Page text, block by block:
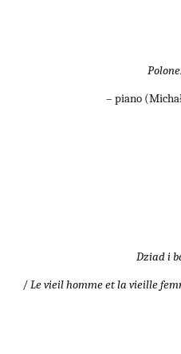
– piano
Dziad i
/Le vieil homme et la vieille